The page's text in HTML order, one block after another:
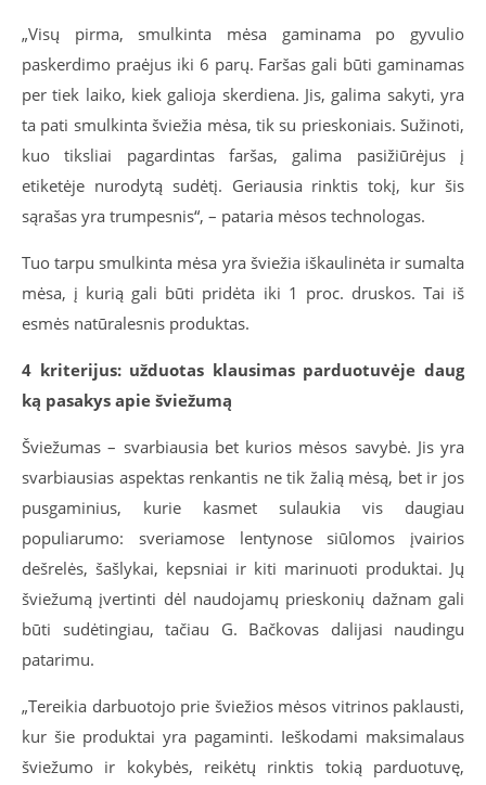
„Visų pirma, smulkinta mėsa gaminama po gyvulio
paskerdimo praėjus iki 6 parų. Faršas gali būti gaminamas
per tiek laiko, kiek galioja skerdiena. Jis, galima sakyti, yra
ta pati smulkinta šviežia mėsa, tik su prieskoniais. Sužinoti,
kuo tiksliai pagardintas faršas, galima pasižiūrėjus į
etiketėje nurodytą sudėtį. Geriausia rinktis tokį, kur šis
sąrašas yra trumpesnis“, – pataria mėsos technologas.
Tuo tarpu smulkinta mėsa yra šviežia iškaulinėta ir sumalta
mėsa, į kurią gali būti pridėta iki 1 proc. druskos. Tai iš
esmės natūralesnis produktas.
4 kriterijus: užduotas klausimas parduotuvėje daug
ką pasakys apie šviežumą
Šviežumas – svarbiausia bet kurios mėsos savybė. Jis yra
svarbiausias aspektas renkantis ne tik žalią mėsą, bet ir jos
pusgaminius, kurie kasmet sulaukia vis daugiau
populiarumo: sveriamose lentynose siūlomos įvairios
dešrelės, šašlykai, kepsniai ir kiti marinuoti produktai. Jų
šviežumą įvertinti dėl naudojamų prieskonių dažnam gali
būti sudėtingiau, tačiau G. Bačkovas dalijasi naudingu
patarimu.
„Tereikia darbuotojo prie šviežios mėsos vitrinos paklausti,
kur šie produktai yra pagaminti. Ieškodami maksimalaus
šviežumo ir kokybės, reikėtų rinktis tokią parduotuvę,